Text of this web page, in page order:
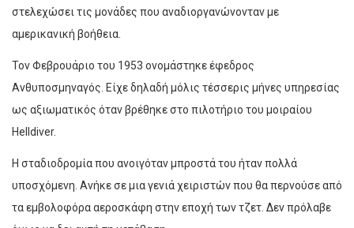
στελεχώσει τις μονάδες που αναδιοργανώνονταν με
αμερικανική βοήθεια.
Τον Φεβρουάριο του 1953 ονομάστηκε έφεδρος
Ανθυποσμηναγός. Είχε δηλαδή μόλις τέσσερις μήνες υπηρεσίας
ως αξιωματικός όταν βρέθηκε στο πιλοτήριο του μοιραίου
Helldiver.
Η σταδιοδρομία που ανοιγόταν μπροστά του ήταν πολλά
υποσχόμενη. Ανήκε σε μια γενιά χειριστών που θα περνούσε από
τα εμβολοφόρα αεροσκάφη στην εποχή των τζετ. Δεν πρόλαβε